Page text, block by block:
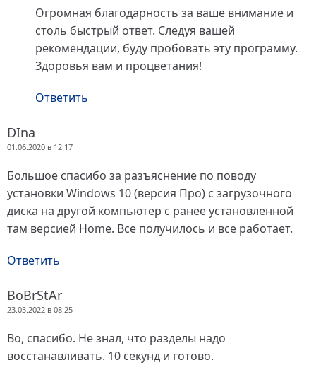
Огромная благодарность за ваше внимание и
столь быстрый ответ. Следуя вашей
рекомендации, буду пробовать эту программу.
Здоровья вам и процветания!
Ответить
DIna
01.06.2020 в 12:17
Большое спасибо за разъяснение по поводу
установки Windows 10 (версия Про) с загрузочного
диска на другой компьютер с ранее установленной
там версией Home. Все получилось и все работает.
Ответить
BoBrStAr
23.03.2022 в 08:25
Во, спасибо. Не знал, что разделы надо
восстанавливать. 10 секунд и готово.